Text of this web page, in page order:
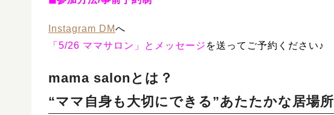
Instagram DMへ
「5/26 ママサロン」とメッセージ を送ってご予約ください♪
mama salonとは？
“ママ自身も大切にできる”あたたかな居場所